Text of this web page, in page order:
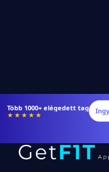
Több 1000+ elégedett tag
★★★★★
Polip
diéta alatt?